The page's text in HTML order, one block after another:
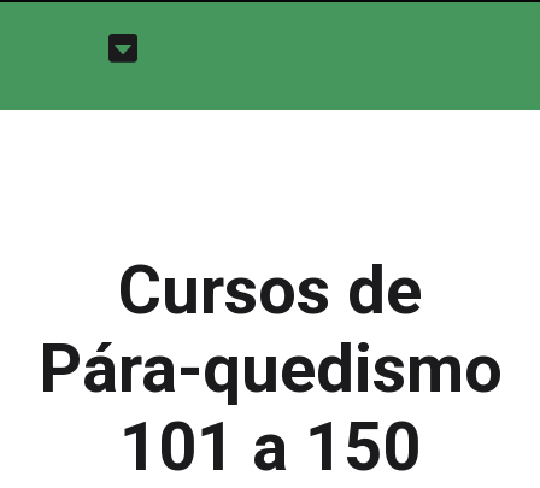
Cursos de
Pára-quedismo
101 a 150